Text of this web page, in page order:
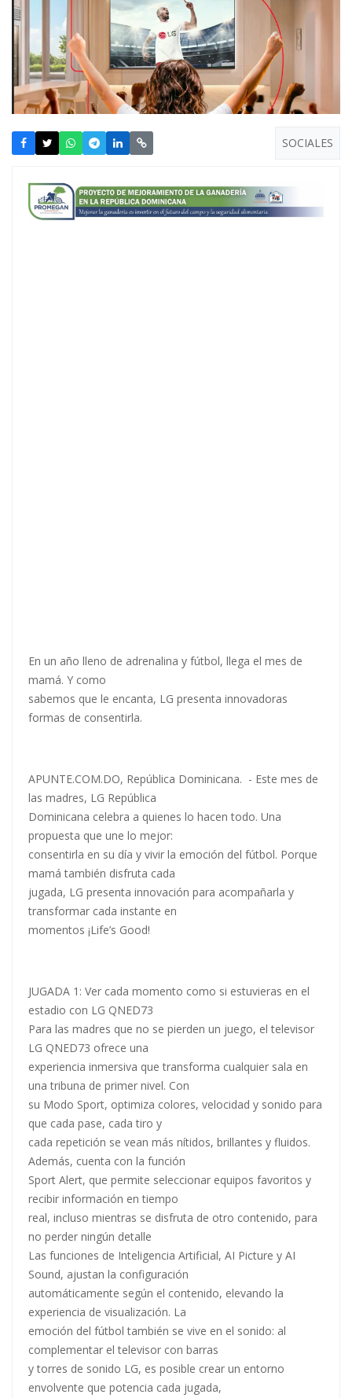
SOCIALES
En un año lleno de adrenalina y fútbol, llega el mes de
mamá. Y como
sabemos que le encanta, LG presenta innovadoras
formas de consentirla.
APUNTE.COM.DO, República Dominicana. - Este mes de
las madres, LG República
Dominicana celebra a quienes lo hacen todo. Una
propuesta que une lo mejor:
consentirla en su día y vivir la emoción del fútbol. Porque
mamá también disfruta cada
jugada, LG presenta innovación para acompañarla y
transformar cada instante en
momentos ¡Life’s Good!
JUGADA 1: Ver cada momento como si estuvieras en el
estadio con LG QNED73
Para las madres que no se pierden un juego, el televisor
LG QNED73 ofrece una
experiencia inmersiva que transforma cualquier sala en
una tribuna de primer nivel. Con
su Modo Sport, optimiza colores, velocidad y sonido para
que cada pase, cada tiro y
cada repetición se vean más nítidos, brillantes y fluidos.
Además, cuenta con la función
Sport Alert, que permite seleccionar equipos favoritos y
recibir información en tiempo
real, incluso mientras se disfruta de otro contenido, para
no perder ningún detalle
Las funciones de Inteligencia Artificial, AI Picture y AI
Sound, ajustan la configuración
automáticamente según el contenido, elevando la
experiencia de visualización. La
emoción del fútbol también se vive en el sonido: al
complementar el televisor con barras
y torres de sonido LG, es posible crear un entorno
envolvente que potencia cada jugada,